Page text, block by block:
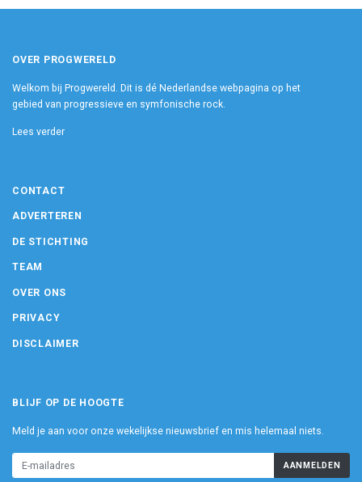
OVER PROGWERELD
Welkom bij Progwereld. Dit is dé Nederlandse webpagina op het
gebied van progressieve en symfonische rock.
Lees verder
CONTACT
ADVERTEREN
DE STICHTING
TEAM
OVER ONS
PRIVACY
DISCLAIMER
BLIJF OP DE HOOGTE
Meld je aan voor onze wekelijkse nieuwsbrief en mis helemaal niets.
AANMELDEN